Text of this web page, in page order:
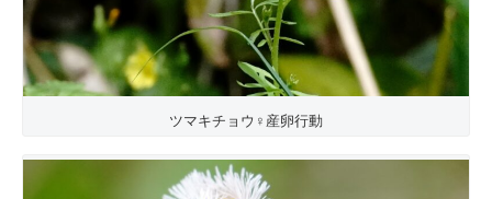
ツマキチョウ♀産卵行動